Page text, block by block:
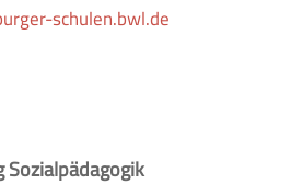
schulen.bwl.de